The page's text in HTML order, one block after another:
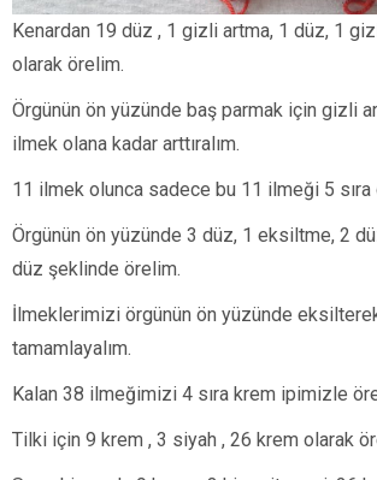
Kenardan 19 düz , 1 gizli artma, 1 düz, 1
olarak örelim.
Örgünün ön yüzünde baş parmak için gizli
ilmek olana kadar arttıralım.
11 ilmek olunca sadece bu 11 ilmeği 5
Örgünün ön yüzünde 3 düz, 1 eksiltme, 2
düz şeklinde örelim.
İlmeklerimizi örgünün ön yüzünde
tamamlayalım.
Kalan 38 ilmeğimizi 4 sıra krem ipimizle
Tilki için 9 krem , 3 siyah , 26 krem olarak